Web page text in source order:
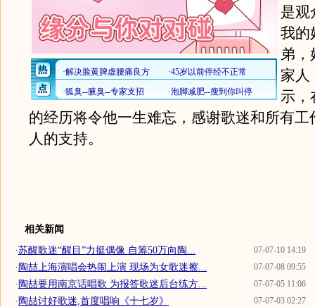
是观
我的
弟，
家人
示，
的经历将令他一生难忘，感谢歌迷和所有工
人的支持。
相关新闻
07-07-10 14:19
·苏醒歌迷“醒目”力挺偶像 自筹50万向陶...
07-07-08 09:55
· 陶喆上海演唱会热闹上演 现场为女歌迷擦...
07-07-05 11:06
· 陶喆要用南京话唱歌 为报答歌迷后台练方...
07-07-03 02:27
· 陶喆讨好歌迷,首度唱响《十七岁》